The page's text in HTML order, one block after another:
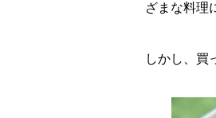
ざまな料理
しかし、買